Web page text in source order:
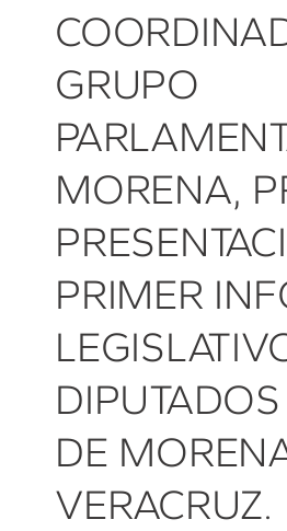
GRUPO
MORENA,
PRIMER
DE
VERACRUZ.